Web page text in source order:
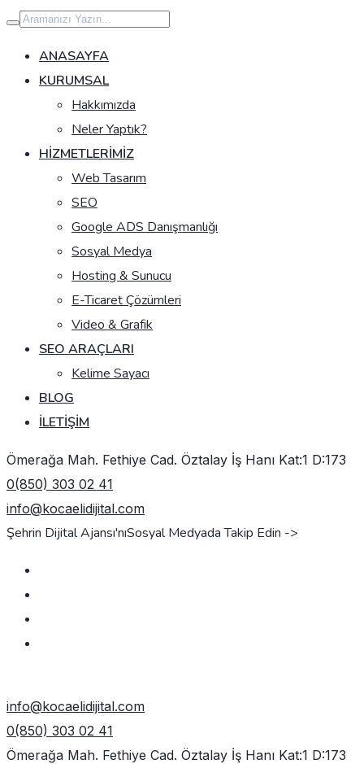
İçeriğe
geç
ANASAYFA
KURUMSAL
Hakkımızda
Neler Yaptık?
HIZMETLERIMIZ
Web Tasarım
SEO
Google ADS Danışmanlığı
Sosyal Medya
Hosting & Sunucu
E-Ticaret Çözümleri
Video & Grafik
SEO ARAÇLARI
Kelime Sayacı
BLOG
İLETIŞIM
Ömerağa Mah. Fethiye Cad. Öztalay İş Hanı Kat:1 D:173
0(850) 303 02 41
info@kocaelidijital.com
Şehrin Dijital Ajansı'nıSosyal Medyada Takip Edin ->
info@kocaelidijital.com
0(850) 303 02 41
Ömerağa Mah. Fethiye Cad. Öztalay İş Hanı Kat:1 D:173